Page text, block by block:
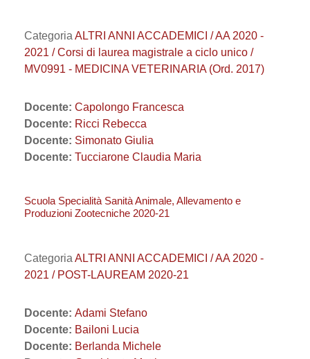
Categoria ALTRI ANNI ACCADEMICI / AA 2020 -
2021 / Corsi di laurea magistrale a ciclo unico /
MV0991 - MEDICINA VETERINARIA (Ord. 2017)
Docente: Capolongo Francesca
Docente: Ricci Rebecca
Docente: Simonato Giulia
Docente: Tucciarone Claudia Maria
Scuola Specialità Sanità Animale, Allevamento e
Produzioni Zootecniche 2020-21
Categoria ALTRI ANNI ACCADEMICI / AA 2020 -
2021 / POST-LAUREAM 2020-21
Docente: Adami Stefano
Docente: Bailoni Lucia
Docente: Berlanda Michele